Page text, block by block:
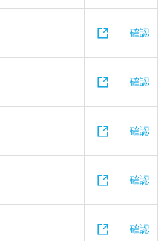
 確認
 確認
 確認
 確認
 確認